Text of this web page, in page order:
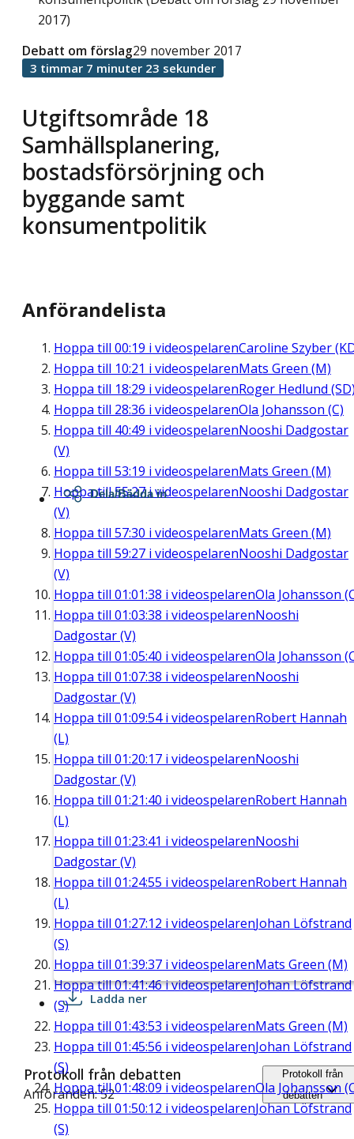
2017)
Utgiftsområde 18
Samhällsplanering,
bostadsförsörjning och
byggande samt
konsumentpolitik
Debatt om förslag29 november 2017
3 timmar 7 minuter 23 sekunder
Anförandelista
Hoppa till 00:19 i videospelarenCaroline Szyber
Hoppa till 10:21 i videospelarenMats Green (M)
Hoppa till 18:29 i videospelarenRoger Hedlund
Hoppa till 28:36 i videospelarenOla Johansson (C)
Hoppa till 40:49 i videospelarenNooshi Dadgostar
(V)
Hoppa till 53:19 i videospelarenMats Green (M)
Hoppa till55:27i videospelarenNooshi Dadgostar
(V)
Hoppa till 57:30 i videospelarenMats Green (M)
Hoppa till 59:27 i videospelarenNooshi Dadgostar
(V)
Hoppa till 01:01:38 i videospelarenOla Johansson
Hoppa till 01:03:38 i videospelarenNooshi
Dadgostar (V)
Hoppa till 01:05:40 i videospelarenOla Johansson
Hoppa till 01:07:38 i videospelarenNooshi
Dadgostar (V)
Hoppa till 01:09:54i videospelarenRobert Hannah
(L)
Hoppa till 01:20:17 i videospelarenNooshi
Dadgostar (V)
Hoppa till 01:21:40 i videospelarenRobert Hannah
(L)
Hoppa till 01:23:41 i videospelarenNooshi
Dadgostar (V)
Hoppa till 01:24:55 i videospelarenRobert Hannah
(L)
Hoppa till 01:27:12 i videospelarenJohan Löfstrand
(S)
Hoppa till 01:39:37 i videospelarenMats Green (M)
Hoppa till01:41:46i videospelarenJohan Löfstrand
(S)
Hoppa till 01:43:53 i videospelarenMats Green (M)
Hoppa till 01:45:56 i videospelarenJohan Löfstrand
(S)
Hoppa till01:48:09 i videospelarenOla Johansson
Hoppa till 01:50:12 i videospelarenJohan Löfstrand
(S)
Dela/Bädda in
Ladda ner
Protokoll från debatten
Anföranden: 52
Protokoll från
debatten